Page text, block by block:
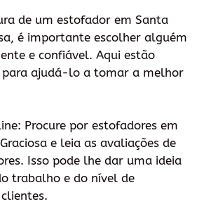
de um estofador em Santa
é importante escolher alguém
e confiável. Aqui estão
para ajudá-lo a tomar a melhor
Procure por estofadores em
e leia as avaliações de
Isso pode lhe dar uma ideia
trabalho e do nível de